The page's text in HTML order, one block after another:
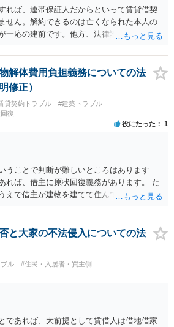
の交渉では、①現在は普通借家契約が継続
に合意していないこと、②貸主側の事情
住む予定か等）を具体的に書面で説明して
居住継続の必要性を丁寧に伝えること、を
に一定時期の退去を検討する場合には、立
費用負担などの条件を明確にした書面を作
約書では、更新条項・解除条項・期間の定
の有無、これまでの更新時の合意内容
言）が、借主不利な特約として無効になり
ポイントになりますので、署名押印前に内
は弁護士に相談することをおすすめしま
れば、連帯保証人だからといって賃貸借契
せん。解約できるのは亡くなられた本人の
一応の建前です。他方、法律論はさてお
す。 今回進められつつある手続はあくまで
早く明け渡すための便宜的方法として理解
またその方法で進めた方が、連帯保証人で
ても、自身の経済的負担を最小限に食い止
方だといえます。
解体費用負担義務についての法
修正）
貸契約トラブル
#建築トラブル
復
役にたった 1
うことで判断が難しいところはあります
れば、借主に原状回復義務があります。 た
えで借主が建物を建てて住んでいたケース
土地を明渡す義務は原則生じないはずで
立て替えた場合であっても、貸主の承諾を
に費用を捻出した側に平屋の所有権が帰属
でもないように思います。 そのため、現
とが明確な案件ではないため、まずは相手
平屋の解体費用を負担しなければならない
いかがでしょうか。
と大家の不法侵入についての法
ル #住民・入居者・買主側
であれば、大前提として賃借人は借地借家